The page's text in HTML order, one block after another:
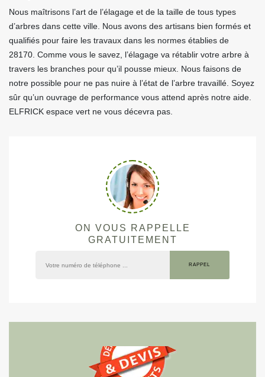
Nous maîtrisons l’art de l’élagage et de la taille de tous types
d’arbres dans cette ville. Nous avons des artisans bien formés et
qualifiés pour faire les travaux dans les normes établies de
28170. Comme vous le savez, l’élagage va rétablir votre arbre à
travers les branches pour qu’il pousse mieux. Nous faisons de
notre possible pour ne pas nuire à l’état de l’arbre travaillé. Soyez
sûr qu’un ouvrage de performance vous attend après notre aide.
ELFRICK espace vert ne vous décevra pas.
ON VOUS RAPPELLE
GRATUITEMENT